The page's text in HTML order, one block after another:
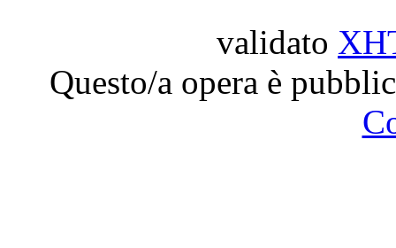
validato
Questo/a opera è